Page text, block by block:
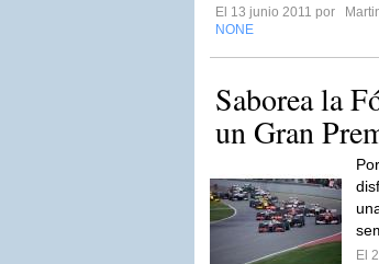
El 13 junio 2011 por
NONE
Saborea la
un Gran
El